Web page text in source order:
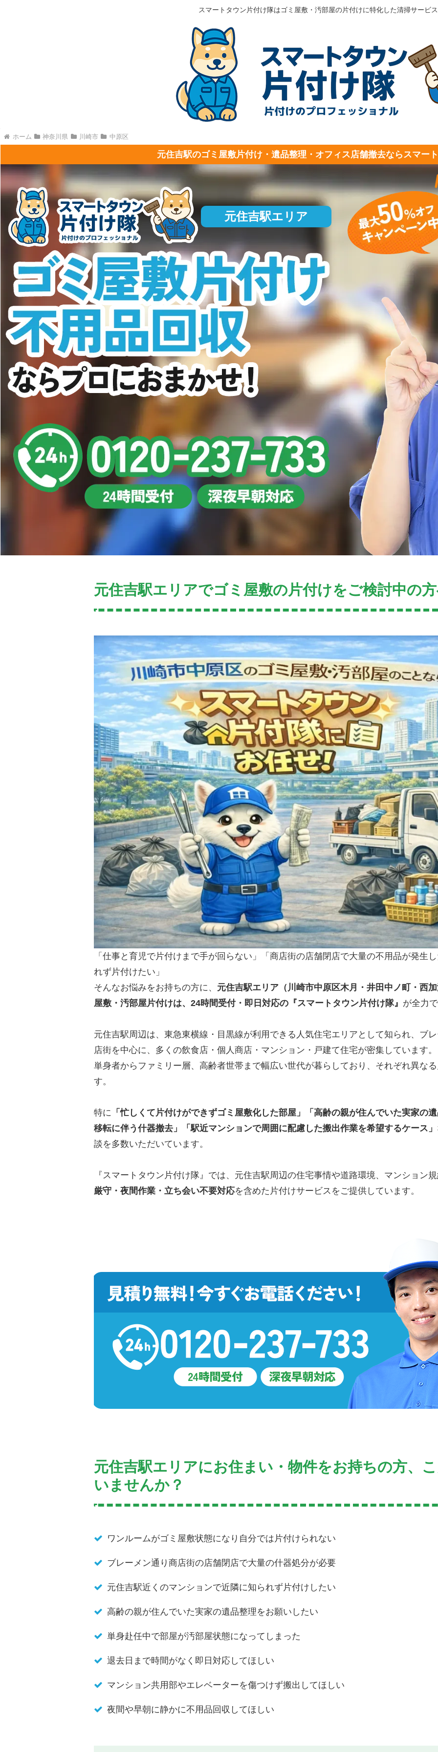
スマートタウン片付け隊はゴミ屋敷・汚部屋の片付けに特化した清掃サービ
ホーム 神奈川県 川崎市 中原区
元住吉駅のゴミ屋敷片付け・遺品整理・オフィス店舗撤去ならスマー
元住吉駅エリア
元住吉駅エリアでゴミ屋敷の片付けをご検討中の
「仕事と育児で片付けまで手が回らない」「商店街の店舗閉店で大量の不用品が発生
れず片付けたい」
そんなお悩みをお持ちの方に、 元住吉駅エリア（川崎市中原区木月・井田中ノ町・西
屋敷・汚部屋片付けは、24時間受付・即日対応の『スマートタウン片付け隊』 が全力
元住吉駅周辺は、東急東横線・目黒線が利用できる人気住宅エリアとして知られ、ブ
店街を中心に、多くの飲食店・個人商店・マンション・戸建て住宅が密集しています。
単身者からファミリー層、高齢者世帯まで幅広い世代が暮らしており、それぞれ異な
す。
特に 「忙しくて片付けができずゴミ屋敷化した部屋」「高齢の親が住んでいた実家の
移転に伴う什器撤去」「駅近マンションで周囲に配慮した搬出作業を希望するケース」
談を多数いただいています。
『スマートタウン片付け隊』では、元住吉駅周辺の住宅事情や道路環境、マンション
厳守・夜間作業・立ち会い不要対応を含めた片付けサービスをご提供しています。
元住吉駅エリアにお住まい・物件をお持ちの方、
いませんか？
ワンルームがゴミ屋敷状態になり自分では片付けられない
ブレーメン通り商店街の店舗閉店で大量の什器処分が必要
元住吉駅近くのマンションで近隣に知られず片付けしたい
高齢の親が住んでいた実家の遺品整理をお願いしたい
単身赴任中で部屋が汚部屋状態になってしまった
退去日まで時間がなく即日対応してほしい
マンション共用部やエレベーターを傷つけず搬出してほしい
夜間や早朝に静かに不用品回収してほしい